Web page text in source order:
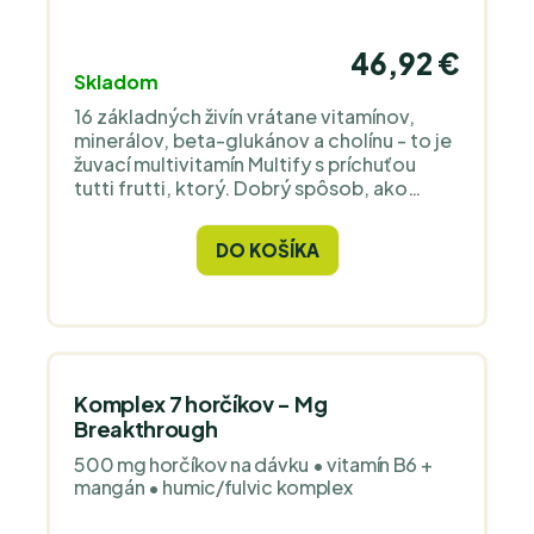
Skladom
46,92 €
16 základných živín vrátane vitamínov,
minerálov, beta-glukánov a cholínu - to je
žuvací multivitamín Multify s príchuťou
tutti frutti, ktorý. Dobrý spôsob, ako
nemajú rady príkrmy.
DO KOŠÍKA
Komplex 7 horčíkov - Mg
Breakthrough
500 mg horčíkov na dávku • vitamín B6 +
mangán • humic/fulvic komplex